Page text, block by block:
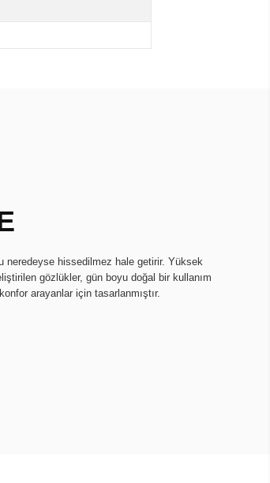
neredeyse hissedilmez hale getirir. Yüksek
gözlükler, gün boyu doğal bir kullanım
arayanlar için tasarlanmıştır.